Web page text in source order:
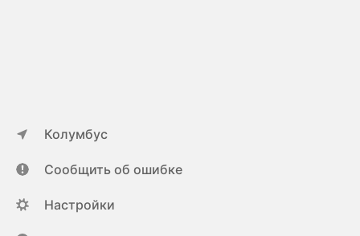
Колумбус
Сообщить об ошибке
Настройки